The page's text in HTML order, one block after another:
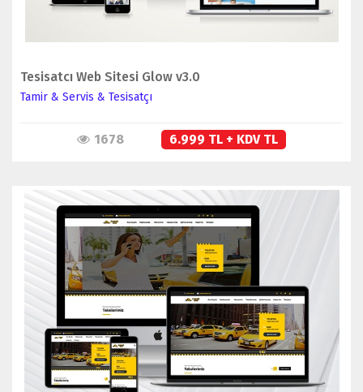
Tesisatcı Web Sitesi Glow v3.0
Tamir & Servis & Tesisatçı
1678 6.999 TL + KDV TL
İNCELE
SATIN AL